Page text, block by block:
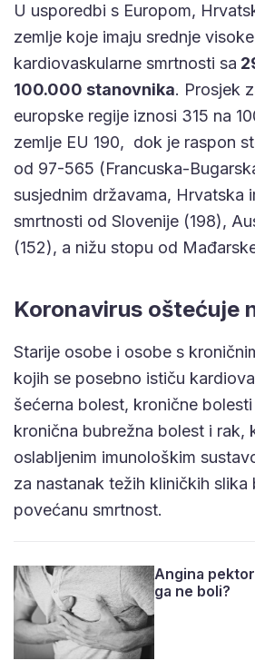
U usporedbi s Europom,
zemlje koje imaju srednje
kardiovaskularne smrtnosti sa
100.000 stanovnika. Prosjek
europske regije iznosi 315 na
zemlje EU 190, dok je raspon
od 97-565 (Francuska-
susjednim državama, Hrvatska
smrtnosti od Slovenije (198),
(152), a nižu stopu od
Koronavirus oštećuje
Starije osobe i osobe s
kojih se posebno ističu
šećerna bolest, kronične
kronična bubrežna bolest i rak,
oslabljenim imunološkim
za nastanak težih kliničkih slika
povećanu smrtnost.
Angina
ga ne boli?